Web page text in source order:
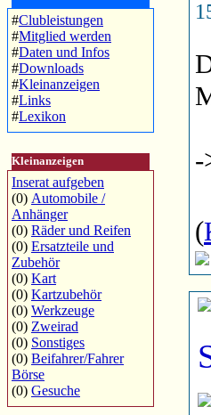
#Clubleistungen
#Mitglied werden
#Daten und Infos
#Downloads
#Kleinanzeigen
#Links
#Lexikon
Kleinanzeigen
Inserat aufgeben
(0) Automobile /
Anhänger
(0) Räder und Reifen
(0) Ersatzteile und
Zubehör
(0) Kart
(0) Kartzubehör
(0) Werkzeuge
(0) Zweirad
(0) Sonstiges
(0) Beifahrer/Fahrer
Börse
(0) Gesuche
-
(